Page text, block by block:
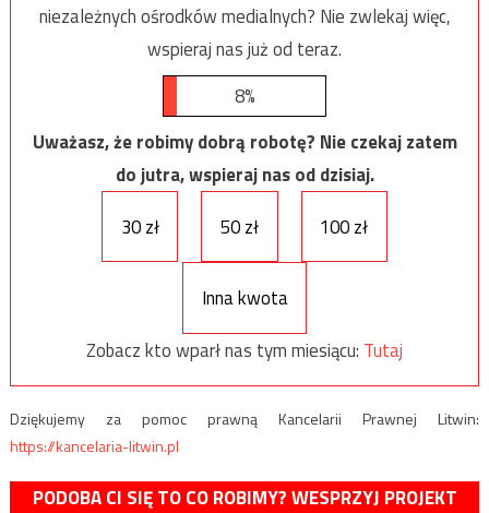
niezależnych ośrodków medialnych? Nie zwlekaj więc,
wspieraj nas już od teraz.
8%
Uważasz, że robimy dobrą robotę? Nie czekaj zatem
do jutra, wspieraj nas od dzisiaj.
30 zł
50 zł 100 zł
Inna kwota
Zobacz kto wparł nas tym miesiącu: Tutaj
Dziękujemy za pomoc prawną Kancelarii Prawnej Litwin:
https://kancelaria-litwin.pl
PODOBA CI SIĘ TO CO ROBIMY? WESPRZYJ PROJEKT